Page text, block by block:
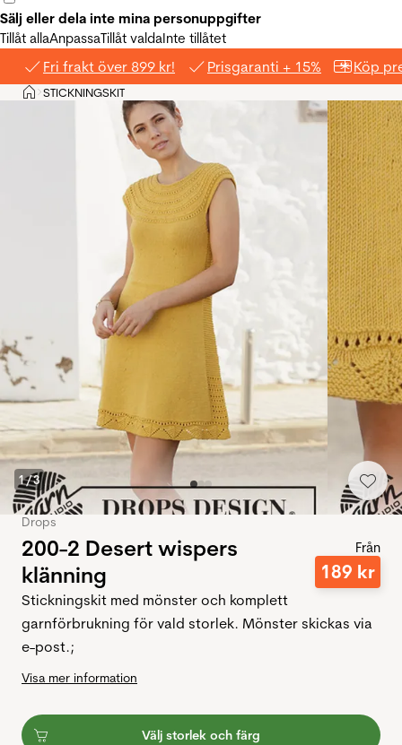
Sälj eller dela inte mina personuppgifter
Tillåt allaAnpassaTillåt valdaInte tillåtet
Fri frakt över 899 kr! Prisgaranti + 15% Köp
Hem
>STICKNINGSKIT
1/3
Drops
200-2 Desert wispers
klänning
Från
189 kr
Stickningskit med mönster och komplett
garnförbrukning för vald storlek. Mönster skickas via
e-post.;
Visa mer information
Välj storlek och färg